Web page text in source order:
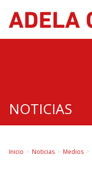
NOTICIAS
Inicio > Noticias > Medios >